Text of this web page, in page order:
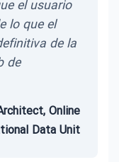
el usuario
lo que el
de la
de
Online
Data Unit